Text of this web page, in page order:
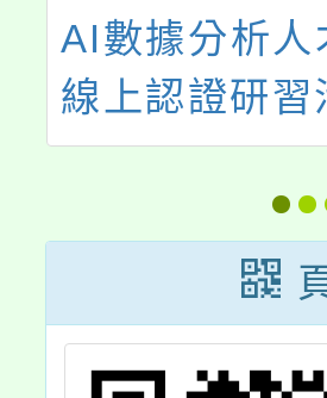
AI數據分析人
線上認證研習
動